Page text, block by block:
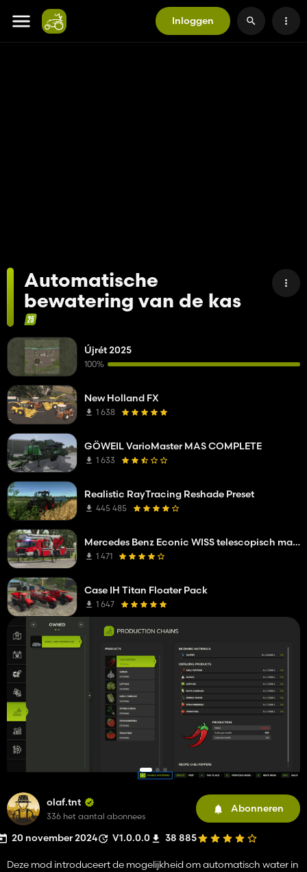
Inloggen
Automatische
bewatering van de kas
olaf.tnt
336 het aantal abonnees
Abonneren
20 november 2024 V1.0.0.0 38 885
Deze mod introduceert de mogelijkheid om automatisch water in
Újrét 2025
100%
New Holland FX
1 638
GÖWEIL VarioMaster MAS COMPLETE
1 633
Realistic RayTracing Reshade Preset
445 485
Mercedes Benz Econic WISS telescopisch mastplatform
1 471
Case IH Titan Floater Pack
1 647